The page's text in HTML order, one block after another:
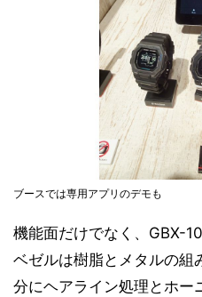
ブースでは専用アプリのデモも
機能面だけでなく、GBX-
ベゼルは樹脂とメタルの組
分にヘアライン処理とホー